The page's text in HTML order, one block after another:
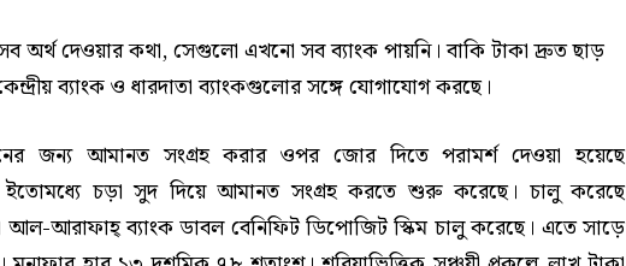
অর্থ দেওয়ার কথা, সেগুলো এখনো সব ব্যাংক পায়নি। বাকি টাকা দ্রুত ছাড়
ব্যাংক ও ধারদাতা ব্যাংকগুলোর সঙ্গে যোগাযোগ করছে।
জন্য আমানত সংগ্রহ করার ওপর জোর দিতে পরামর্শ দেওয়া হয়েছে
চড়া সুদ দিয়ে আমানত সংগ্রহ করতে শুরু করেছে। চালু করেছে
আল-আরাফাহ্ ব্যাংক ডাবল বেনিফিট ডিপোজিট স্কিম চালু করেছে। এতে সাড়ে